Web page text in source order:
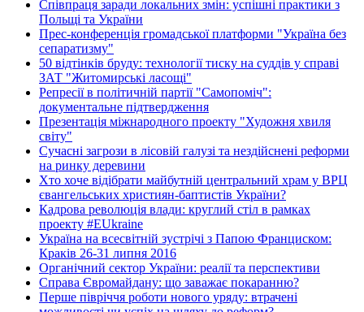
Співпраця заради локальних змін: успішні практики з
Польщі та України
Прес-конференція громадської платформи "Україна без
сепаратизму"
50 відтінків бруду: технології тиску на суддів у справі
ЗАТ "Житомирські ласощі"
Репресії в політичній партії "Самопоміч":
документальне підтвердження
Презентація міжнародного проекту "Художня хвиля
світу"
Сучасні загрози в лісовій галузі та нездійснені реформи
на ринку деревини
Хто хоче відібрати майбутній центральний храм у ВРЦ
євангельських християн-баптистів України?
Кадрова революція влади: круглий стіл в рамках
проекту #EUkraine
Україна на всесвітній зустрічі з Папою Франциском:
Краків 26-31 липня 2016
Органічний сектор України: реалії та перспективи
Справа Євромайдану: що заважає покаранню?
Перше півріччя роботи нового уряду: втрачені